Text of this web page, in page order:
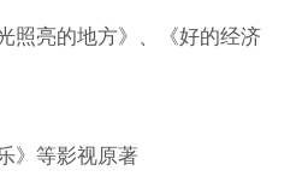
照亮的地方》、《好的经济
》等影视原著